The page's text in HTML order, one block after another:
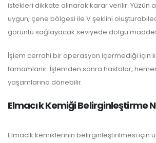
istekleri dikkate alınarak karar verilir. Yüzün
uygun, çene bölgesi ile V şeklini
görüntü sağlayacak seviyede dolgu
İşlem cerrahi bir operasyon içermediği için
tamamlanır. İşlemden sonra hastalar,
yaşamlarına dönebilir.
Elmacık Kemiği Belirginleştirme
Elmacık kemiklerinin belirginleştirilmesi için